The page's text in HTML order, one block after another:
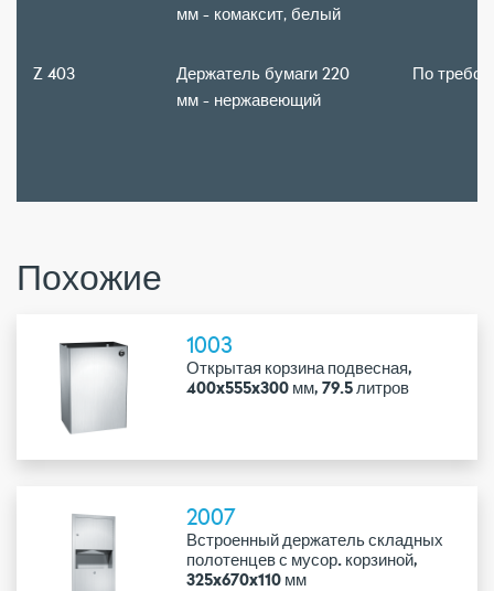
мм - комаксит, белый
Z 403
Держатель бумаги 220
мм - нержавеющий
По
Похожие
1003
Открытая корзина подвесная,
400x555x300 мм, 79.5 литров
2007
Встроенный держатель складных
полотенцев с мусор. корзиной,
325x670x110 мм